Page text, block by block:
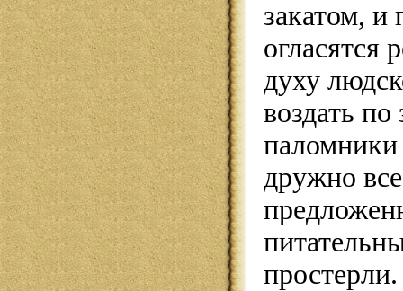
закатом, и
огласятся
духу
воздать по
дружно
простерли.